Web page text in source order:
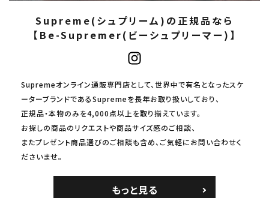
Supreme(シュプリーム)の正規品なら
【Be-Supremer(ビーシュプリーマー)】
Supremeオンライン通販専門店として、世界中で有名となったスケ
ーターブランドであるSupremeを長年お取り扱いしており、
正規品・本物のみを4,000点以上を取り揃えています。
お探しの商品のリクエストや商品サイズ感のご相談、
またプレゼント商品選びのご相談も含め、ご気軽にお問い合わせく
ださいませ。
もっと見る